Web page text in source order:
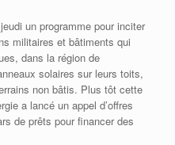
un programme pour inciter
militaires et bâtiments qui
dans la région de
solaires sur leurs toits,
non bâtis. Plus tôt cette
a lancé un appel d’offres
de prêts pour financer des